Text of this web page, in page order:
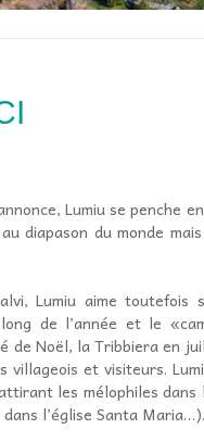
Lumiu se penche
diapason du monde
Lumiu aime toutefois
de l’année et le
de Noël, la Tribbiera en
et visiteurs.
les mélophiles dans
l’église Santa Maria…).